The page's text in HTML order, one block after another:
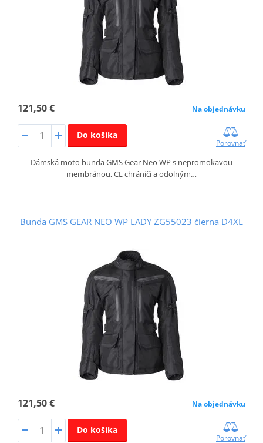
121,50 € Na objednávku
Do košíka
Porovnať
Dámská moto bunda GMS Gear Neo WP s nepromokavou
membránou, CE chrániči a odolným…
Bunda GMS GEAR NEO WP LADY ZG55023 čierna D4XL
121,50 € Na objednávku
Do košíka
Porovnať